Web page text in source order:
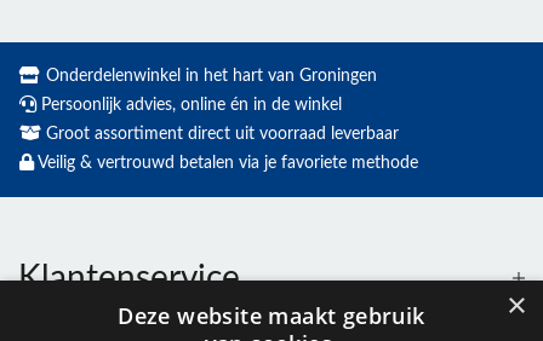
Onderdelenwinkel in het hart van Groningen
Persoonlijk advies, online én in de winkel
Groot assortiment direct uit voorraad leverbaar
Veilig & vertrouwd betalen via je favoriete methode
Klantenservice
×
Deze website maakt gebruik